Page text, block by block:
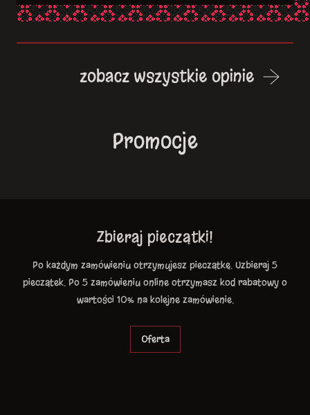
zobacz wszystkie opinie
Promocje
Zbieraj pieczątki!
Po każdym zamówieniu otrzymujesz pieczątkę. Uzbieraj 5
pieczątek. Po 5 zamówieniu online otrzymasz kod rabatowy o
wartości 10% na kolejne zamówienie.
Oferta